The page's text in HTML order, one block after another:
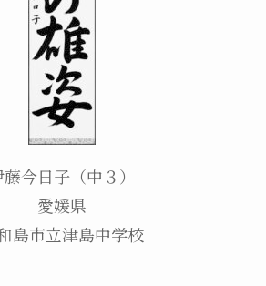
今日子（中３）
愛媛県
島市立津島中学校